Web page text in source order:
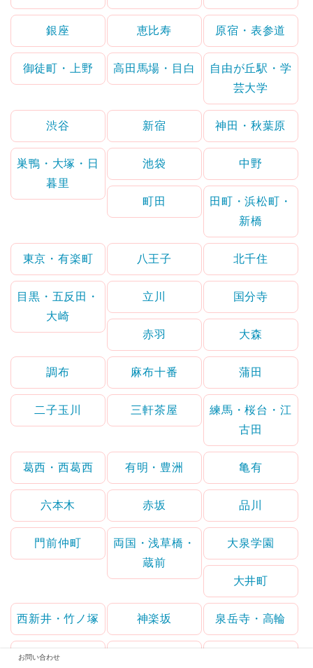
銀座 恵比寿 原宿・表参道
御徒町・上野 高田馬場・目白
自由が丘駅・学
芸大学
渋谷 新宿 神田・秋葉原
巣鴨・大塚・日
暮里
池袋 中野
町田
田町・浜松町・
新橋
東京・有楽町 八王子 北千住
目黒・五反田・
大崎
立川 国分寺
赤羽 大森
調布 麻布十番 蒲田
二子玉川 三軒茶屋
練馬・桜台・江
古田
葛西・西葛西 有明・豊洲 亀有
六本木 赤坂 品川
門前仲町
両国・浅草橋・
蔵前
大泉学園
大井町
西新井・竹ノ塚 神楽坂 泉岳寺・高輪
成城学園前
お問い合わせ